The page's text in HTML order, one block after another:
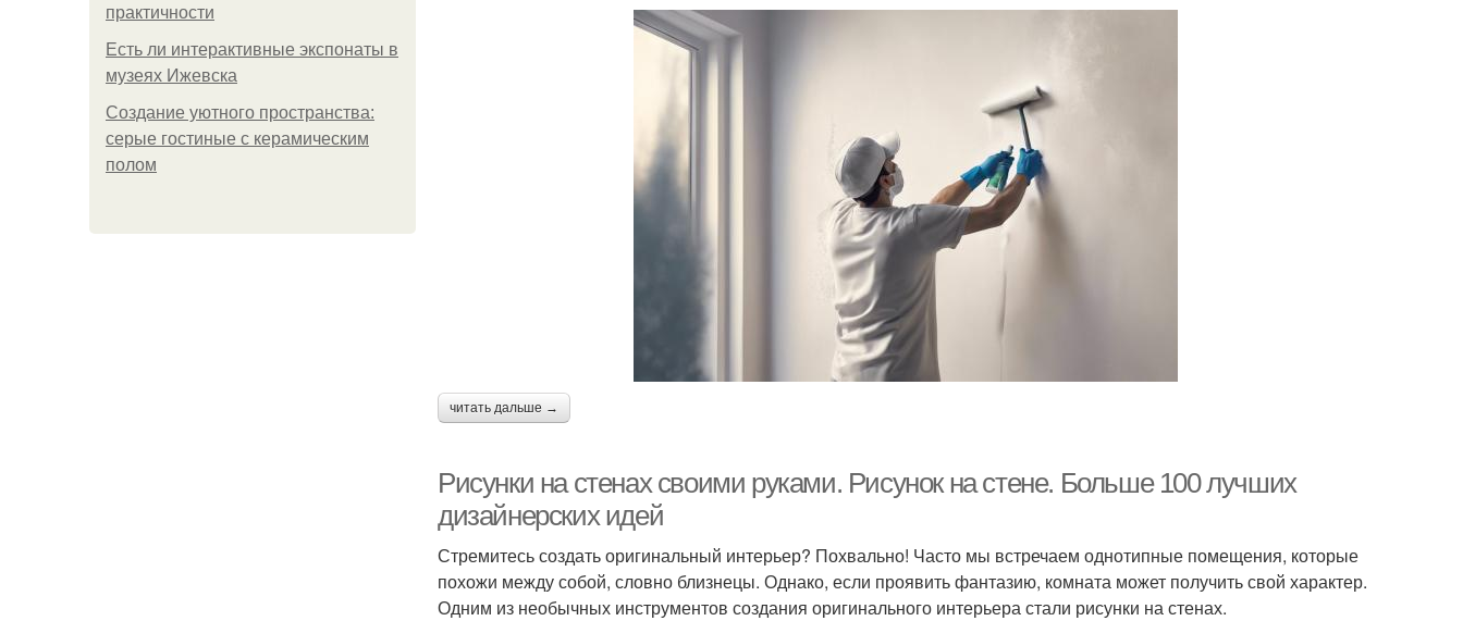
практичности
Есть ли интерактивные экспонаты в
музеях Ижевска
Создание уютного пространства:
серые гостиные с керамическим
полом
читать дальше →
Рисунки на стенах своими руками. Рисунок на стене. Больше 100 лучших
дизайнерских идей
Стремитесь создать оригинальный интерьер? Похвально! Часто мы встречаем однотипные помещения, которые
похожи между собой, словно близнецы. Однако, если проявить фантазию, комната может получить свой характер.
Одним из необычных инструментов создания оригинального интерьера стали рисунки на стенах.